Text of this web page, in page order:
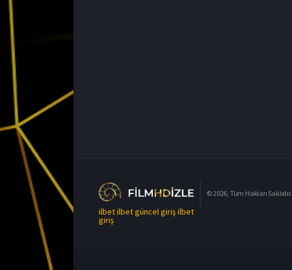
ilbetilbet güncel girişilbet
giriş
© 2026, Tüm Hakları Saklıdır.